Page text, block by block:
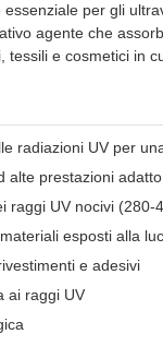
per gli
agente che
tessili e cosmetici in
radiazioni UV per
alte prestazioni
raggi UV nocivi (280-
esposti alla
e adesivi
ai raggi UV